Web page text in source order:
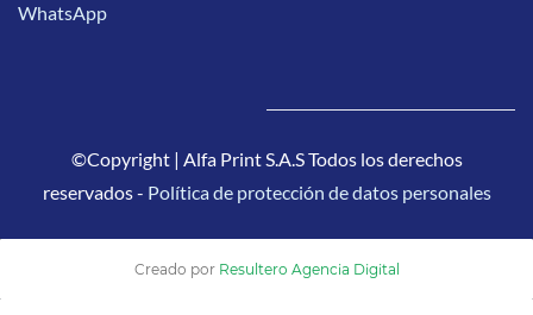
WhatsApp
©Copyright | Alfa Print S.A.S Todos los derechos
reservados - Política de protección de datos personales
Creado por Resultero Agencia Digital